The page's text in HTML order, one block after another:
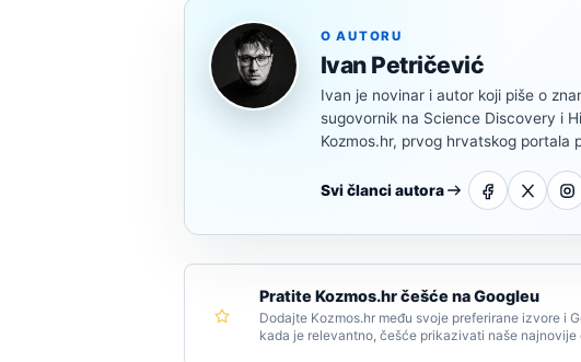
O AUTORU
Ivan Petričević
Ivan je novinar i autor koji piše o
sugovornik na Science Discovery i
Kozmos.hr, prvog hrvatskog portala
Svi članci autora
Pratite Kozmos.hr češće na Googleu
Dodajte Kozmos.hr među svoje preferirane izvore i
kada je relevantno, češće prikazivati naše najnovije